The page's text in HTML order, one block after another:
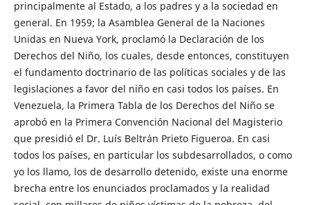
principalmente al Estado, a los padres y a la sociedad en
general. En 1959; la Asamblea General de la Naciones
Unidas en Nueva York, proclamó la Declaración de los
Derechos del Niño, los cuales, desde entonces, constituyen
el fundamento doctrinario de las políticas sociales y de las
legislaciones a favor del niño en casi todos los países. En
Venezuela, la Primera Tabla de los Derechos del Niño se
aprobó en la Primera Convención Nacional del Magisterio
que presidió el Dr. Luís Beltrán Prieto Figueroa. En casi
todos los países, en particular los subdesarrollados, o como
yo los llamo, los de desarrollo detenido, existe una enorme
brecha entre los enunciados proclamados y la realidad